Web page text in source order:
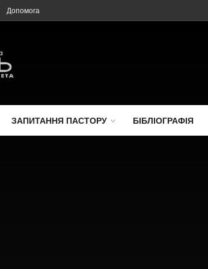
Допомога
ЗАПИТАННЯ ПАСТОРУ БІБЛІОГРАФІЯ